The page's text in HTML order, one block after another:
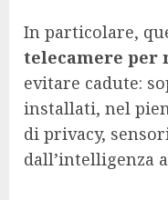
In particolare,
telecamere per
evitare cadute:
installati, nel
di privacy,
dall’intelligenza